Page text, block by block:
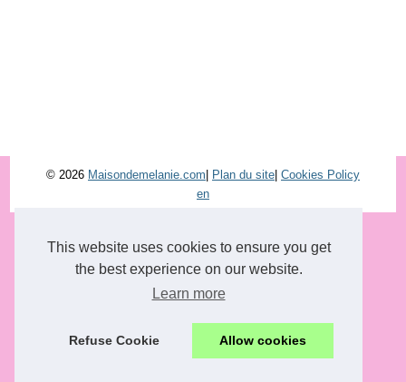
This website uses cookies to ensure you get
the best experience on our website.
Learn more
Refuse Cookie Allow cookies
© 2026 Maisondemelanie.com| Plan du site| Cookies Policy
en